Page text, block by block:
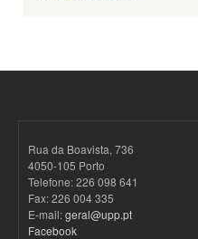
Rua da Boavista, 736
4050-105 Porto
Telefone: 226 098 641
Fax: 226 004 335
E-mail:geral@upp.pt
Facebook